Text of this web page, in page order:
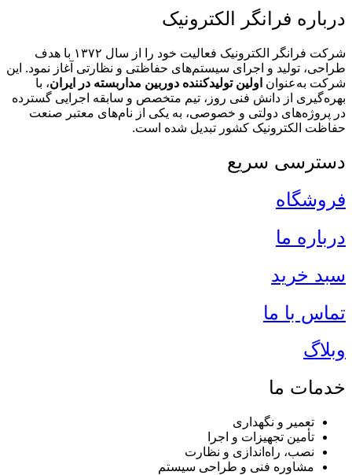
درباره فرانگر الکترونیک
شرکت فرانگر الکترونیک فعالیت خود را از سال ۱۳۷۲ با هدف
طراحی، تولید و اجرای سیستم‌های حفاظتی و نظارتی آغاز نمود. این
شرکت به‌عنوان اولین تولیدکننده دوربین مداربسته در ایران، با
بهره‌گیری از دانش فنی روز، تیم متخصص و سابقه اجرایی گسترده
در پروژه‌های دولتی و خصوصی، به یکی از نام‌های معتبر صنعت
حفاظت الکترونیک کشور تبدیل شده است.
دسترسی سریع
فروشگاه
درباره ما
سبد خرید
تماس با ما
وبلاگ
خدمات ما
تعمیر و نگهداری
تأمین تجهیزات و اجرا
نصب، راه‌اندازی و نظارت
مشاوره فنی و طراحی سیستم